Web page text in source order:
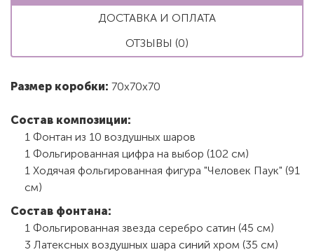
ДОСТАВКА И ОПЛАТА
ОТЗЫВЫ (0)
Размер коробки: 70х70х70
Состав композиции:
1 Фонтан из 10 воздушных шаров
1 Фольгированная цифра на выбор (102 см)
1 Ходячая фольгированная фигура "Человек Паук" (91
см)
Состав фонтана:
1 Фольгированная звезда серебро сатин (45 см)
3 Латексных воздушных шара синий хром (35 см)